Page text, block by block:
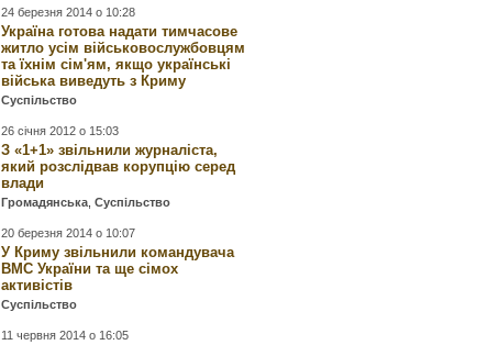
24 березня 2014 о 10:28
Україна готова надати тимчасове
житло усім військовослужбовцям
та їхнім сім'ям, якщо українські
війська виведуть з Криму
Суспільство
26 січня 2012 о 15:03
З «1+1» звільнили журналіста,
який розслідвав корупцію серед
влади
Громадянська ,Суспільство
20 березня 2014 о 10:07
У Криму звільнили командувача
ВМС України та ще сімох
активістів
Суспільство
11 червня 2014 о 16:05